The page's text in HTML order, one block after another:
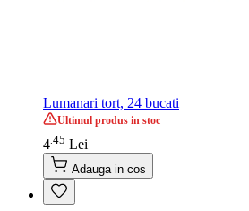
Lumanari tort, 24 bucati
Ultimul produs in stoc
4 45 Lei
Adauga in cos